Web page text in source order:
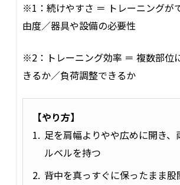
※1：続けやすさ ＝ トレーニングが
由度／器具や設備の必要性
※2：トレーニング効率 ＝ 複数部位
きるか／負荷調整できるか
【やり方】
足を肩幅よりやや広めに開き、
ルベルを持つ
背中を真っすぐに保ったまま股